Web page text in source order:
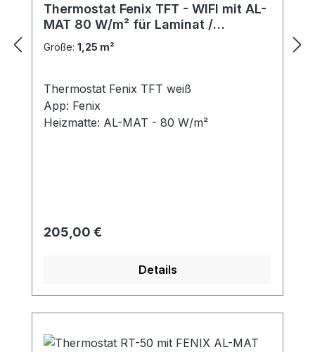
Thermostat Fenix TFT - WIFI mit AL-
MAT 80 W/m² für Laminat /
Klickvinyl
Größe: 1,25 m²
Thermostat Fenix TFT weiß
App: Fenix
Heizmatte: AL-MAT - 80 W/m²
Regulärer Preis:
205,00 €
Details